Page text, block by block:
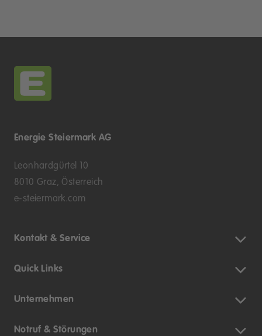
Energie Steiermark AG
Leonhardgürtel 10
8010 Graz, Österreich
e-steiermark.com
Kontakt & Service
Quick Links
Unternehmen
Notruf & Störungen